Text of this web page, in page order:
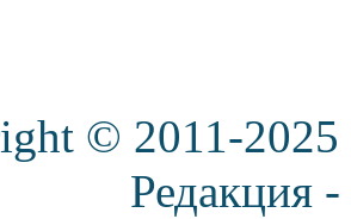
© 2011-
Редакция -